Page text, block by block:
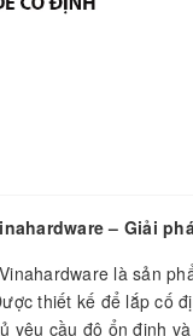
– Giải
là sản
thiết kế để lắp cố
yêu cầu độ ổn định